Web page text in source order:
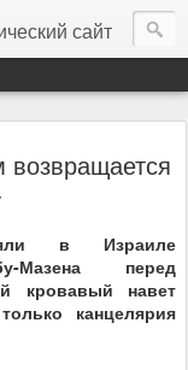
сайт
возвращается
в Израиле
Мазена перед
кровавый навет
канцелярия